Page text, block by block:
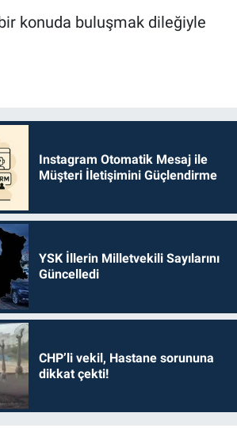
konuda buluşmak dileğiyle
Instagram Otomatik Mesaj ile
Müşteri İletişimini Güçlendirme
YSK İllerin Milletvekili Sayılarını
Güncelledi
CHP’li vekil, Hastane sorununa
dikkat çekti!